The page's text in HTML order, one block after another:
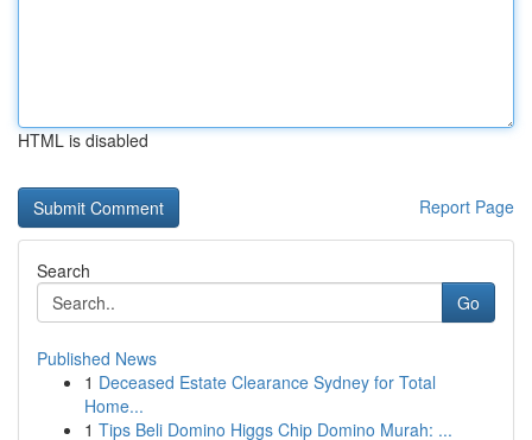
HTML is disabled
Report Page
Search
Go
Published News
1 Deceased Estate Clearance Sydney for Total
Home...
1 Tips Beli Domino Higgs Chip Domino Murah: ...